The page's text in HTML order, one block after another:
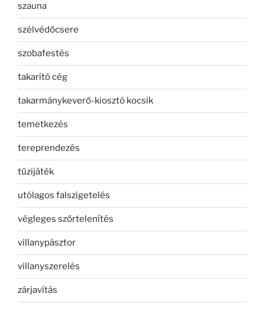
szauna
szélvédőcsere
szobafestés
takarító cég
takarmánykeverő-kiosztó kocsik
temetkezés
tereprendezés
tűzijáték
utólagos falszigetelés
végleges szőrtelenítés
villanypásztor
villanyszerelés
zárjavítás